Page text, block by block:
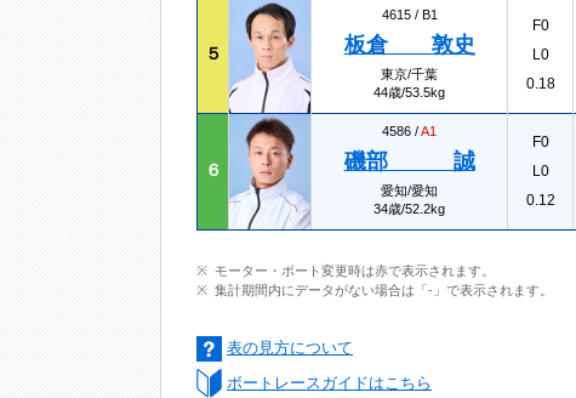
５
4615 / B1
板倉 敦史
東京/千葉
44歳/53.5kg
F0
L0
0.18
６
4586 /A1
磯部 誠
愛知/愛知
34歳/52.2kg
F0
L0
0.12
モーター・ボート変更時は赤で表示されます。
集計期間内にデータがない場合は「-」で表示されます。
表の見方について
ボートレースガイドはこちら